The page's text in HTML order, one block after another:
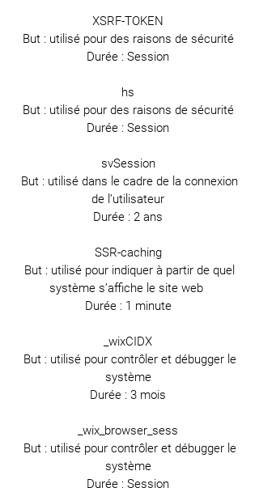
XSRF-TOKEN
But : utilisé pour des raisons de sécurité
Durée : Session
hs
But : utilisé pour des raisons de sécurité
Durée : Session
svSession
But : utilisé dans le cadre de la connexion
de l’utilisateur
Durée : 2 ans
SSR-caching
But : utilisé pour indiquer à partir de quel
système s’affiche le site web
Durée : 1 minute
_wixCIDX
But : utilisé pour contrôler et débugger le
système
Durée : 3 mois
_wix_browser_sess
But : utilisé pour contrôler et débugger le
système
Durée : Session